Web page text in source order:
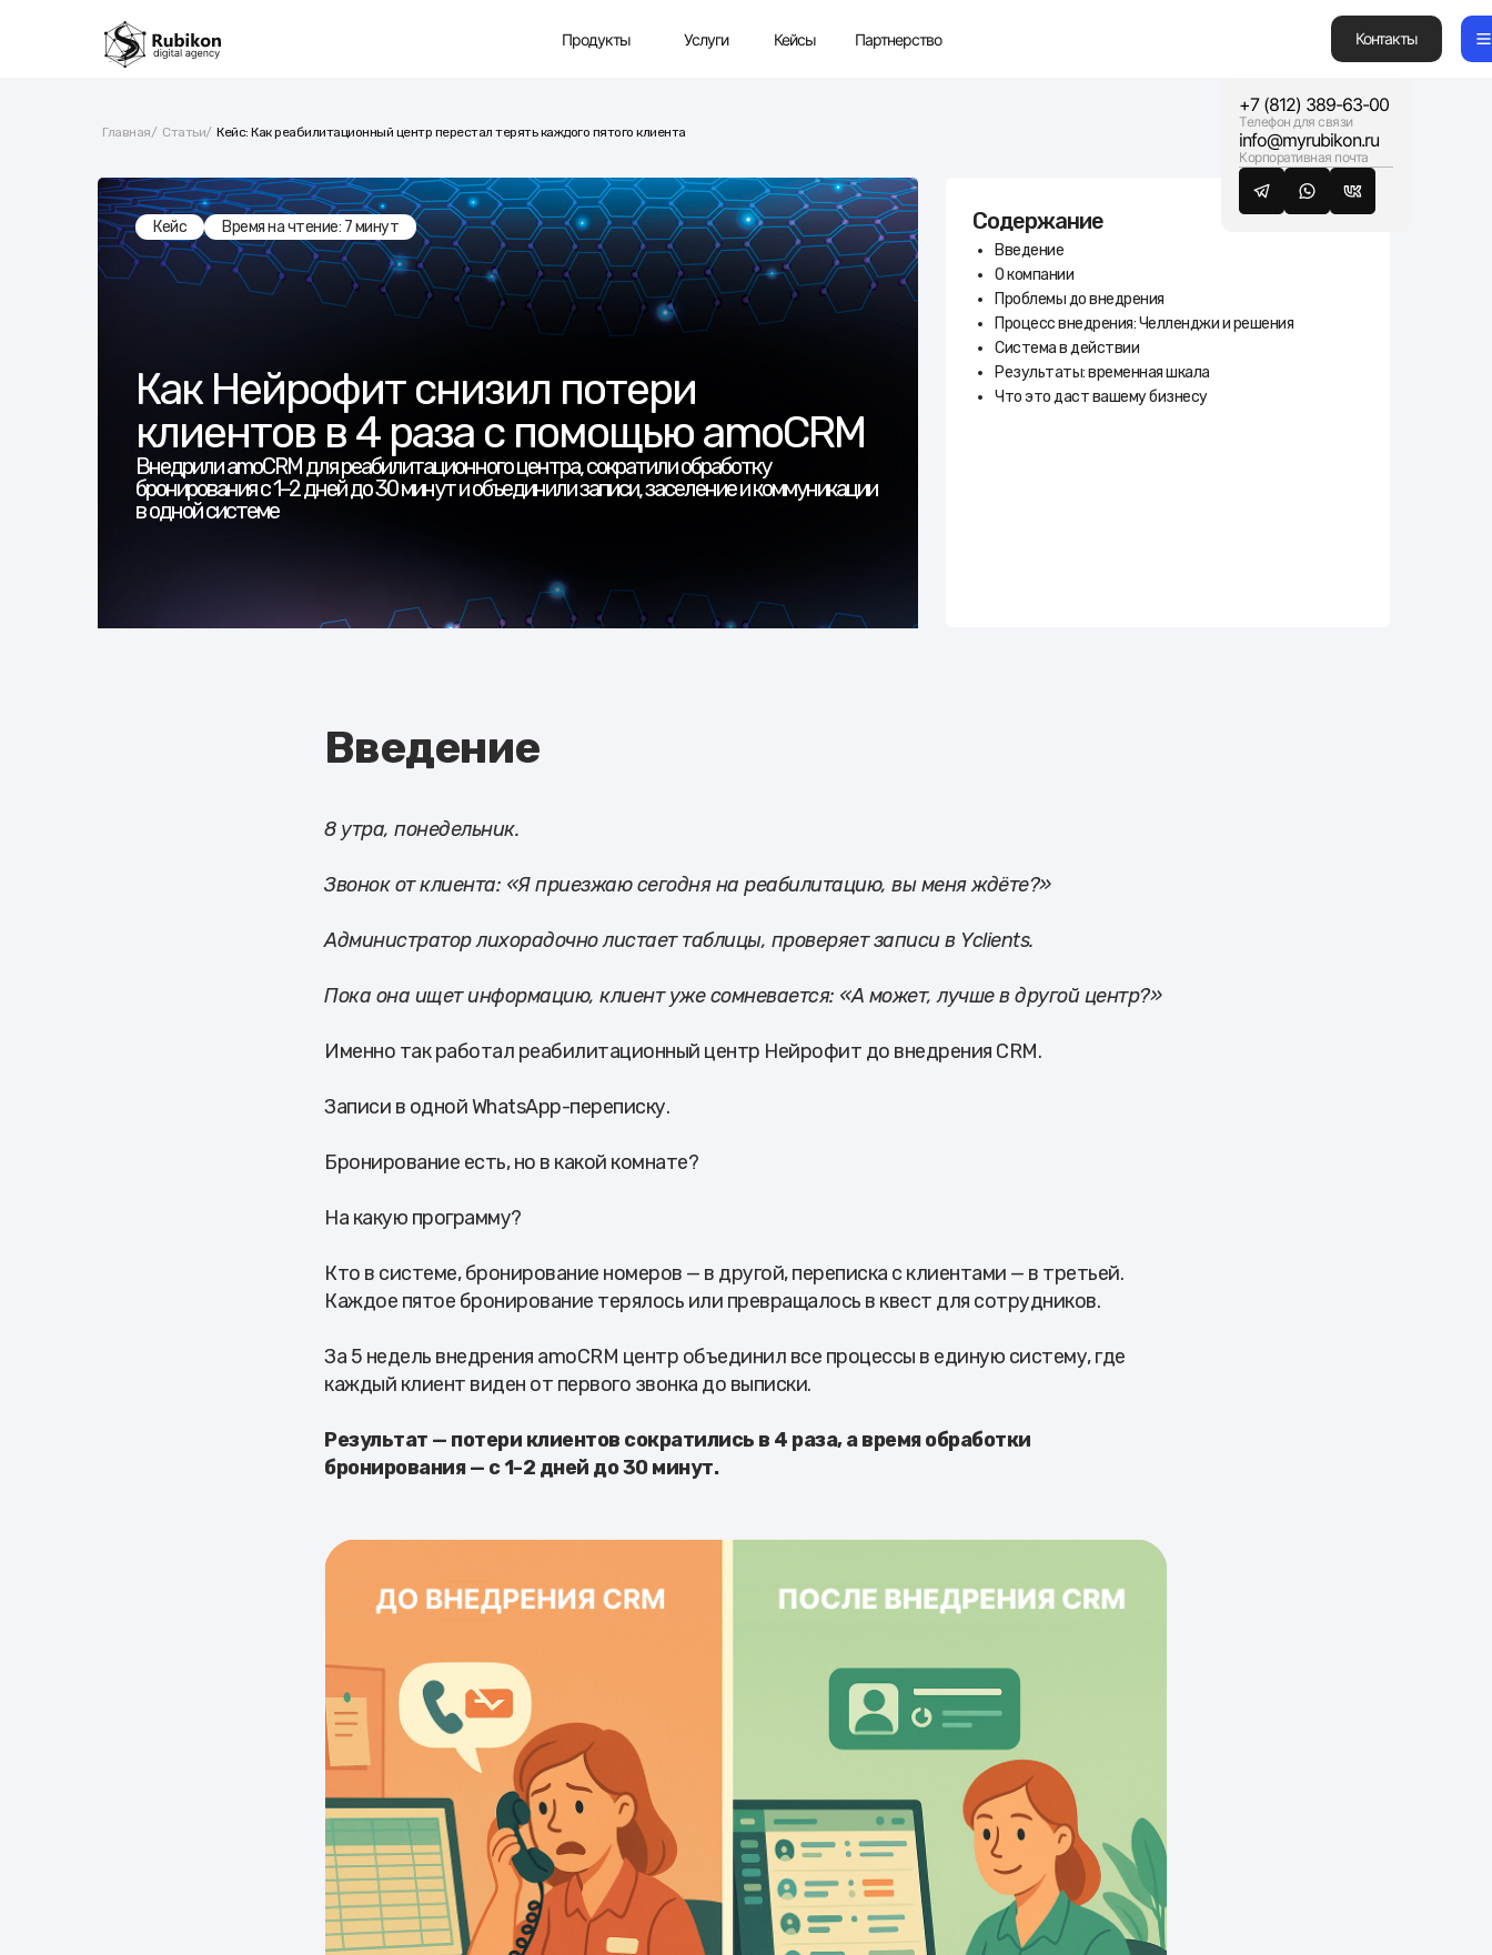
Контакты
Партнерство
Кейсы
Услуги
Продукты
+7 (812) 389-63-00
Телефон для связи
info@myrubikon.ru
Корпоративная почта
Главная/ Статьи/ Кейс: Как реабилитационный центр перестал терять каждого пятого клиента
Кейс Время на чтение: 7 минут
Как Нейрофит снизил потери
клиентов в 4 раза с помощью amoCRM
Внедрили amoCRM для реабилитационного центра, сократили обработку
бронирования с 1–2 дней до 30 минут и объединили записи, заселение и коммуникации
в одной системе
Содержание
Введение
О компании
Проблемы до внедрения
Процесс внедрения: Челленджи и решения
Система в действии
Результаты: временная шкала
Что это даст вашему бизнесу
Введение
8 утра, понедельник.
Звонок от клиента: «Я приезжаю сегодня на реабилитацию, вы меня ждёте?»
Администратор лихорадочно листает таблицы, проверяет записи в Yclients.
Пока она ищет информацию, клиент уже сомневается: «А может, лучше в другой центр?»
Именно так работал реабилитационный центр Нейрофит до внедрения CRM.
Записи в одной WhatsApp-переписку.
Бронирование есть, но в какой комнате?
На какую программу?
Кто в системе, бронирование номеров — в другой, переписка с клиентами — в третьей.
Каждое пятое бронирование терялось или превращалось в квест для сотрудников.
За 5 недель внедрения amoCRM центр объединил все процессы в единую систему, где
каждый клиент виден от первого звонка до выписки.
Результат — потери клиентов сократились в 4 раза, а время обработки
бронирования — с 1-2 дней до 30 минут.